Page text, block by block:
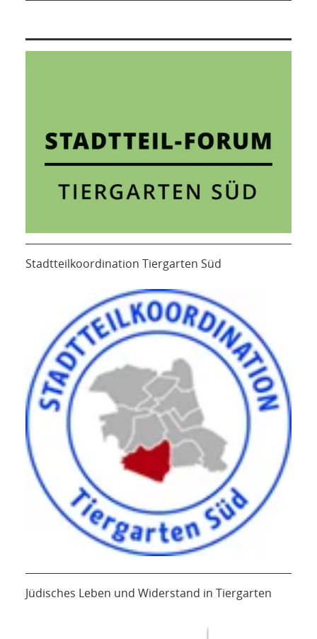
Stadtteilkoordination Tiergarten Süd
Jüdisches Leben und Widerstand in Tiergarten